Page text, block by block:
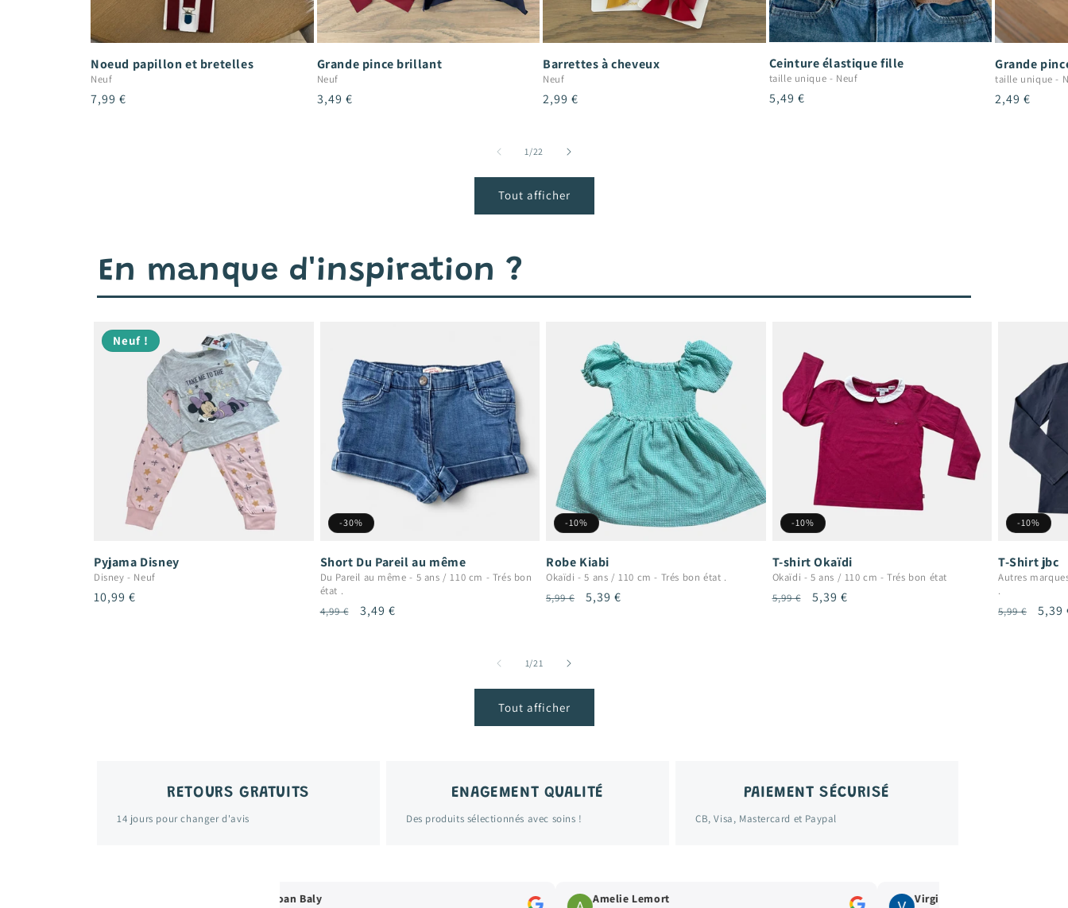
Noeud papillon et bretelles
Neuf
Prix
7,99 €
Grande pince brillant
Neuf
Prix
3,49 €
Barrettes à cheveux
Neuf
Prix
2,99 €
Ceinture élastique fille
taille unique - Neuf
Prix
5,49 €
Grande
taille unique -
Prix
2,49 €
1 /de
22
Tout afficher
En manque d'inspiration ?
Neuf !
Pyjama Disney
Disney - Neuf
Prix
10,99 €
-30%
Short Du Pareil au même
Du Pareil au même - 5 ans / 110 cm - Trés bon
état .
Prix
4,99 €
Prix
3,49 €
-10%
Robe Kiabi
Okaïdi -5 ans / 110 cm - Trés bon état .
Prix
5,99 €
Prix
5,39 €
-10%
T-shirt Okaïdi
Okaïdi - 5 ans / 110 cm -Trés bon état
Prix
5,99 €
Prix
5,39 €
-10%
T-Shirt jbc
Autres
.
Prix
5,99 €
Prix
5,39
1/de
21
Tout afficher
RETOURS GRATUITS
14 jours pour changer d'avis
ENAGEMENT QUALITÉ
Des produits sélectionnés avec soins !
PAIEMENT SÉCURISÉ
CB, Visa, Mastercard et Paypal
Amelie Lemort Virginie Leroy